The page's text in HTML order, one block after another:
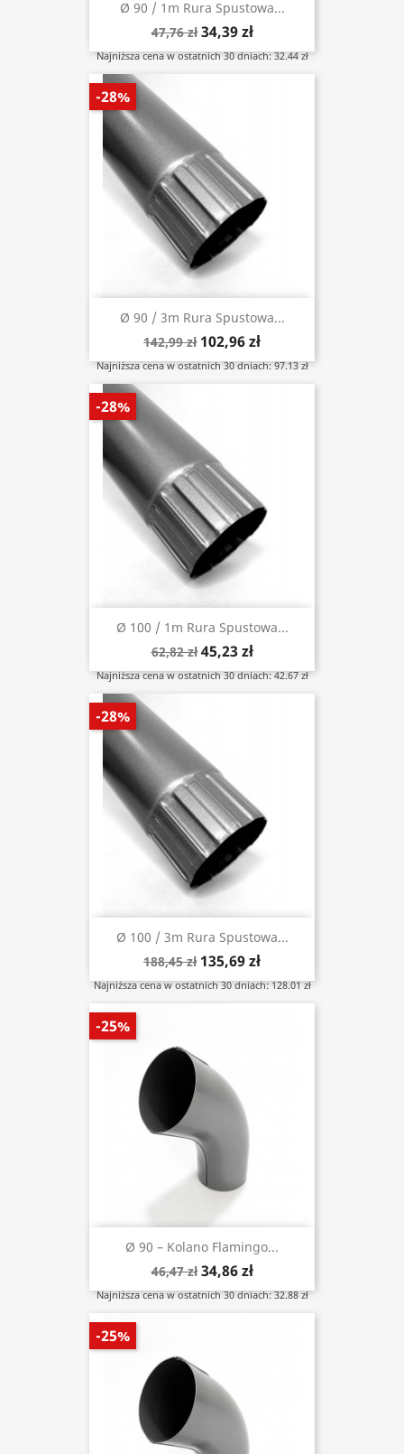
Ø 90 / 1m Rura Spustowa...
47,76 zł 34,39 zł
Najniższa cena w ostatnich 30 dniach: 32.44 zł
Ø 90 / 3m Rura Spustowa...
142,99 zł 102,96 zł
Najniższa cena w ostatnich 30 dniach: 97.13 zł
-28%
Ø 100 / 1m Rura Spustowa...
62,82 zł 45,23 zł
Najniższa cena w ostatnich 30 dniach: 42.67 zł
-28%
Ø 100 / 3m Rura Spustowa...
188,45 zł 135,69 zł
Najniższa cena w ostatnich 30 dniach: 128.01 zł
-28%
Ø 90 – Kolano Flamingo...
46,47 zł 34,86 zł
Najniższa cena w ostatnich 30 dniach: 32.88 zł
-25%
-25%